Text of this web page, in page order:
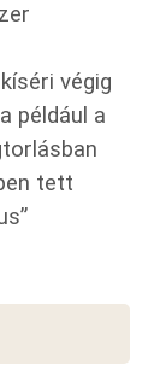
végig
például a
tett